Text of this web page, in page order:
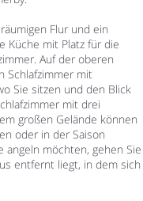
Flur und ein
Küche mit Platz für die
Auf der oberen
Schlafzimmer mit
Sie sitzen und den Blick
mit drei
großen Gelände können
oder in der Saison
angeln möchten, gehen Sie
entfernt liegt, in dem sich